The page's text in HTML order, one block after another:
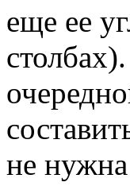
еще ее
не